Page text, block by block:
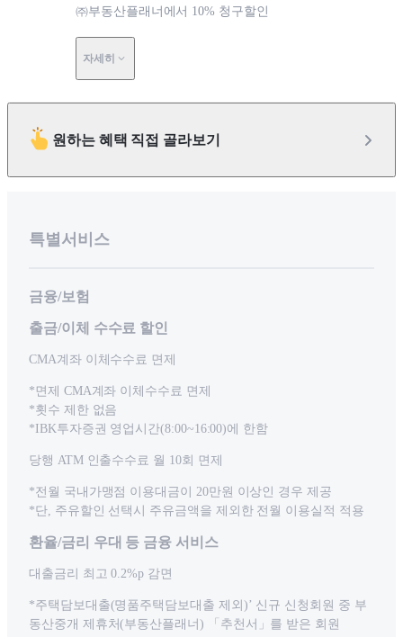
㈜부동산플래너에서 10% 청구할인
자세히
원하는 혜택 직접 골라보기
특별서비스
금융/보험
출금/이체 수수료 할인
CMA계좌 이체수수료 면제
*면제 CMA계좌 이체수수료 면제
*횟수 제한 없음
*IBK투자증권 영업시간(8:00~16:00)에 한함
당행 ATM 인출수수료 월 10회 면제
*전월 국내가맹점 이용대금이 20만원 이상인 경우 제공
*단, 주유할인 선택시 주유금액을 제외한 전월 이용실적 적용
환율/금리 우대 등 금융 서비스
대출금리 최고 0.2%p 감면
*주택담보대출(명품주택담보대출 제외)’ 신규 신청회원 중 부
동산중개 제휴처(부동산플래너) 「추천서」를 받은 회원